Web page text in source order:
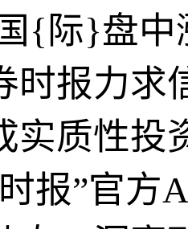
{际}盘中
时报力求
实质性投
报”官方